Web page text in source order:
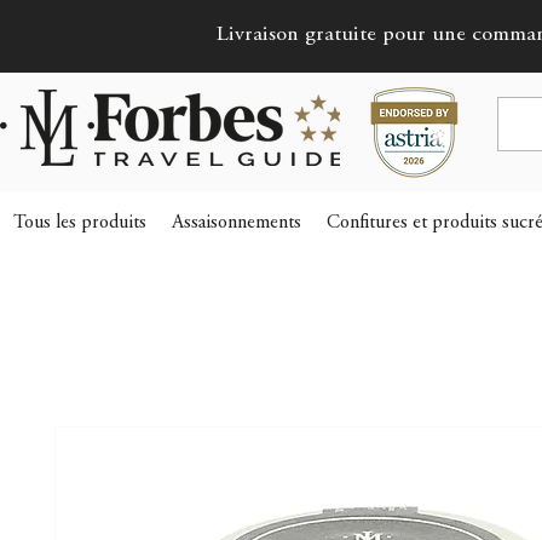
Livraison gratuite pour une
Tous les produits Assaisonnements Confitures et produits